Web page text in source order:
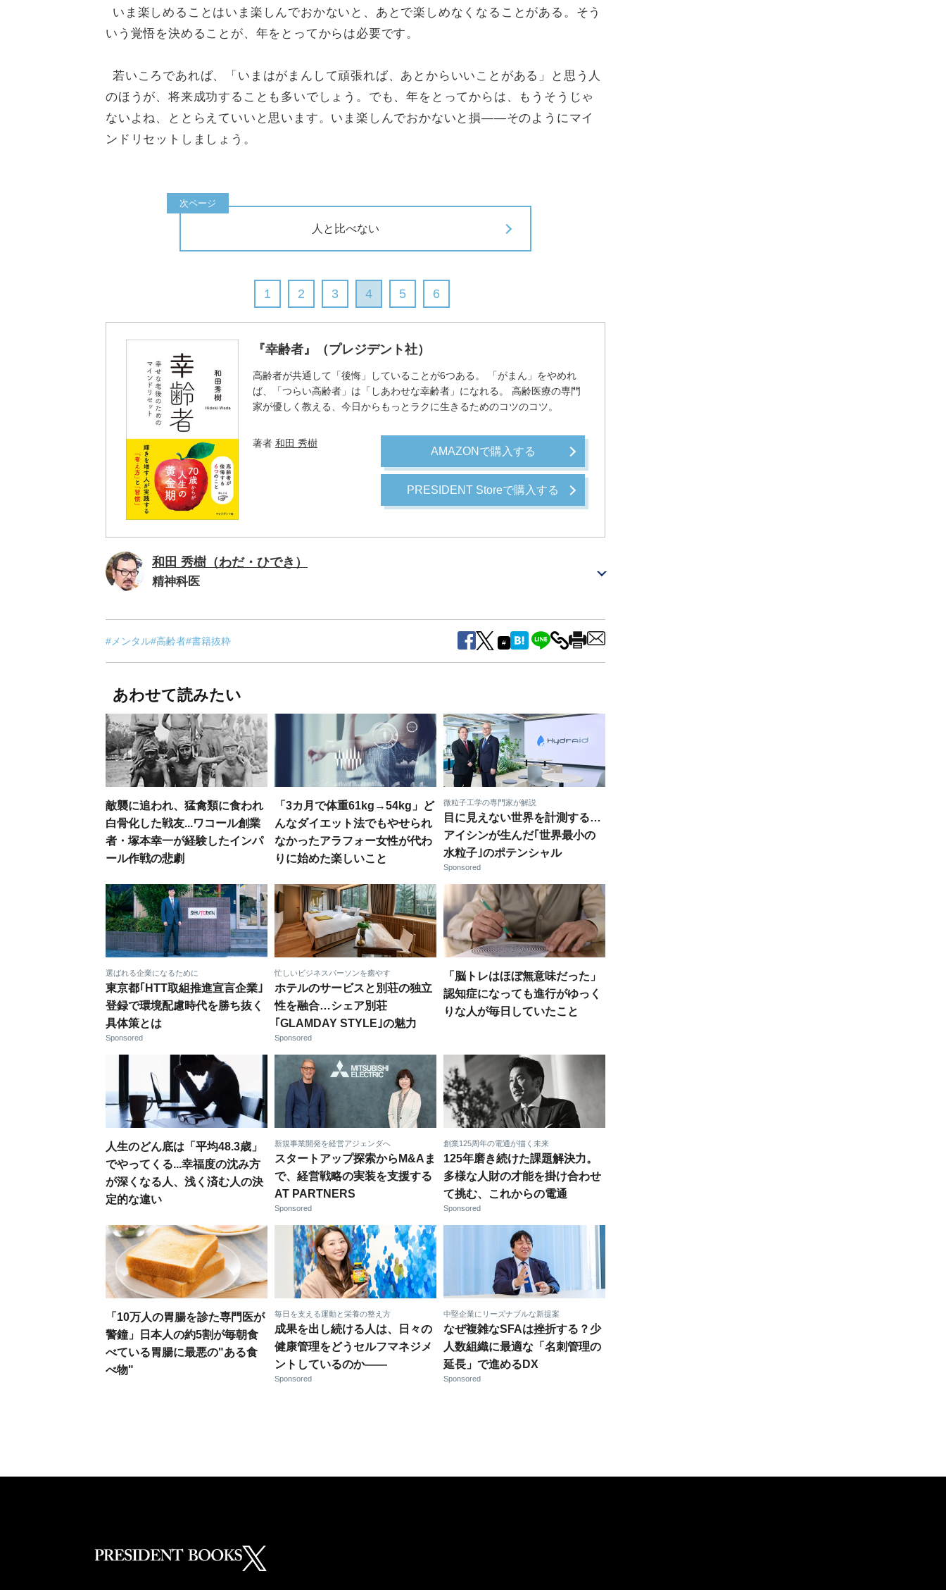
いま楽しめることはいま楽しんでおかないと、あとで楽しめなくなることがある。そう
いう覚悟を決めることが、年をとってからは必要です。
若いころであれば、「いまはがまんして頑張れば、あとからいいことがある」と思う人
のほうが、将来成功することも多いでしょう。でも、年をとってからは、もうそうじゃ
ないよね、ととらえていいと思います。いま楽しんでおかないと損――そのようにマイ
ンドリセットしましょう。
人と比べない
1 2 3 4 5 6
『幸齢者』（プレジデント社）
高齢者が共通して「後悔」していることが6つある。 「がまん」をやめれ
ば、「つらい高齢者」は「しあわせな幸齢者」になれる。 高齢医療の専門
家が優しく教える、今日からもっとラクに生きるためのコツのコツ。
著者 和田 秀樹
AMAZONで購入する
PRESIDENT Storeで購入する
和田 秀樹（わだ・ひでき）
精神科医
#メンタル#高齢者#書籍抜粋 #
あわせて読みたい
敵襲に追われ、猛禽類に食われ
白骨化した戦友...ワコール創業
者・塚本幸一が経験したインパ
ール作戦の悲劇
「3カ月で体重61kg→54kg」ど
んなダイエット法でもやせられ
なかったアラフォー女性が代わ
りに始めた楽しいこと
微粒子工学の専門家が解説
目に見えない世界を計測する…
アイシンが生んだ｢世界最小の
水粒子｣のポテンシャル
Sponsored
選ばれる企業になるために
東京都｢HTT取組推進宣言企業｣
登録で環境配慮時代を勝ち抜く
具体策とは
Sponsored
忙しいビジネスパーソンを癒やす
ホテルのサービスと別荘の独立
性を融合…シェア別荘
｢GLAMDAY STYLE｣の魅力
Sponsored
「脳トレはほぼ無意味だった」
認知症になっても進行がゆっく
りな人が毎日していたこと
人生のどん底は「平均48.3歳」
でやってくる...幸福度の沈み方
が深くなる人、浅く済む人の決
定的な違い
新規事業開発を経営アジェンダへ
スタートアップ探索からM&Aま
で、経営戦略の実装を支援する
AT PARTNERS
Sponsored
創業125周年の電通が描く未来
125年磨き続けた課題解決力。
多様な人財の才能を掛け合わせ
て挑む、これからの電通
Sponsored
「10万人の胃腸を診た専門医が
警鐘」日本人の約5割が毎朝食
べている胃腸に最悪の"ある食
べ物"
毎日を支える運動と栄養の整え方
成果を出し続ける人は、日々の
健康管理をどうセルフマネジメ
ントしているのか——
Sponsored
中堅企業にリーズナブルな新提案
なぜ複雑なSFAは挫折する？少
人数組織に最適な「名刺管理の
延長」で進めるDX
Sponsored